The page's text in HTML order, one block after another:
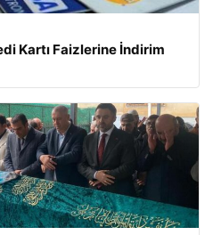
Kartı Faizlerine İndirim